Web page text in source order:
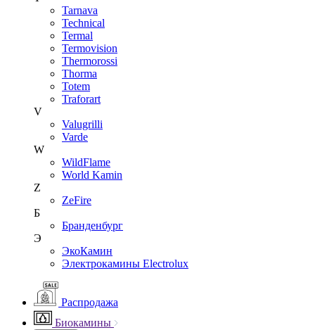
Tarnava
Technical
Termal
Termovision
Thermorossi
Thorma
Totem
Traforart
V
Valugrilli
Varde
W
WildFlame
World Kamin
Z
ZeFire
Б
Бранденбург
Э
ЭкоКамин
Электрокамины Electrolux
Распродажа
Биокамины